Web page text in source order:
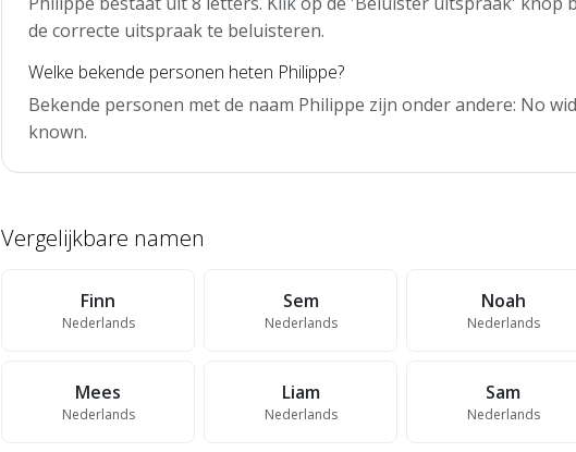
de correcte uitspraak te beluisteren.
Welke bekende personen heten Philippe?
Bekende personen met de naam Philippe zijn onder andere: No
known.
Vergelijkbare namen
Finn
Nederlands
Sem
Nederlands
Noah
Nederlands
Mees
Nederlands
Liam
Nederlands
Sam
Nederlands